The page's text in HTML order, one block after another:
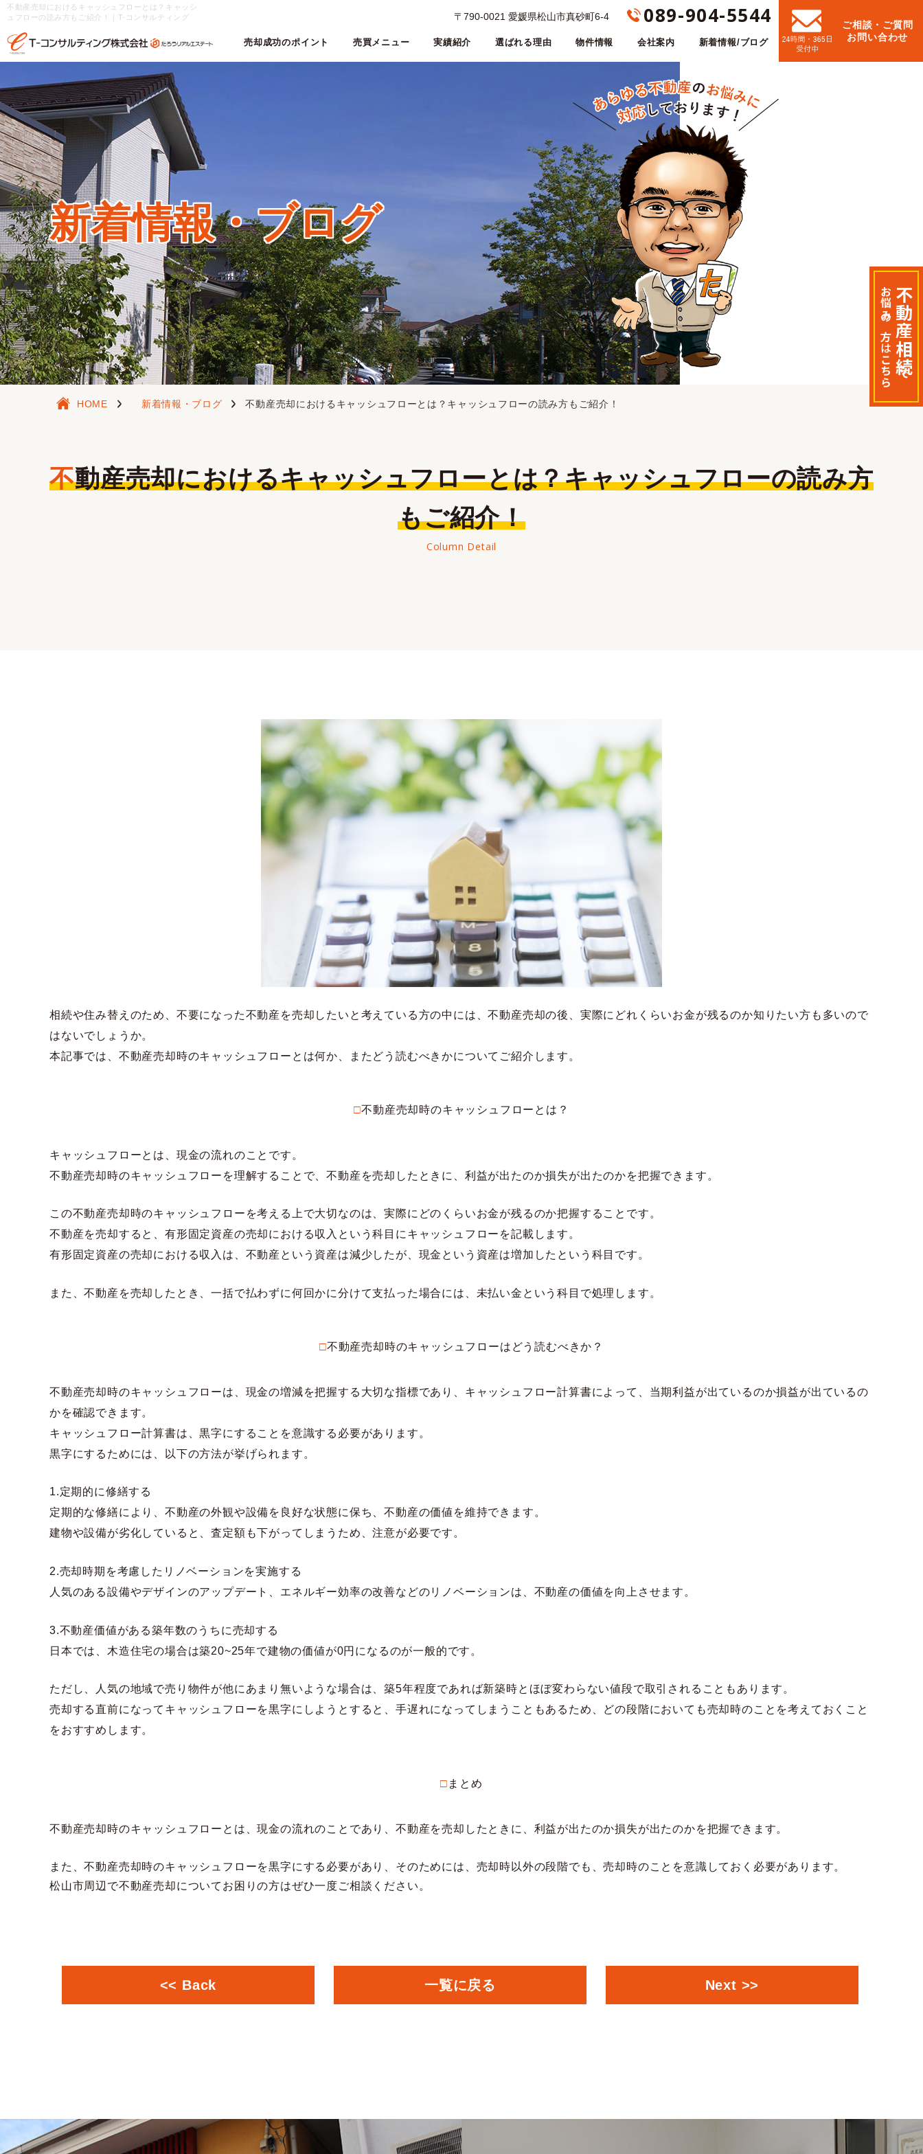
不動産売却におけるキャッシュフローとは？キャッシ
ュフローの読み方もご紹介！｜T-コンサルティング
〒790-0021 愛媛県松山市真砂町6-4 089-904-5544
売却成功のポイント 売買メニュー 実績紹介 選ばれる理由 物件情報 会社案内 新着情報/ブログ
ご相談・ご質問
お問い合わせ
新着情報・ブログ
HOME 新着情報・ブログ 不動産売却におけるキャッシュフローとは？キャッシュフローの読み方もご紹介！
不動産売却におけるキャッシュフローとは？キャッシュフローの読み方
もご紹介！
Column Detail
相続や住み替えのため、不要になった不動産を売却したいと考えている方の中には、不動産売却の後、実際にどれくらいお金が残るのか知りたい方も多いので
はないでしょうか。
本記事では、不動産売却時のキャッシュフローとは何か、またどう読むべきかについてご紹介します。
□不動産売却時のキャッシュフローとは？
キャッシュフローとは、現金の流れのことです。
不動産売却時のキャッシュフローを理解することで、不動産を売却したときに、利益が出たのか損失が出たのかを把握できます。
この不動産売却時のキャッシュフローを考える上で大切なのは、実際にどのくらいお金が残るのか把握することです。
不動産を売却すると、有形固定資産の売却における収入という科目にキャッシュフローを記載します。
有形固定資産の売却における収入は、不動産という資産は減少したが、現金という資産は増加したという科目です。
また、不動産を売却したとき、一括で払わずに何回かに分けて支払った場合には、未払い金という科目で処理します。
□不動産売却時のキャッシュフローはどう読むべきか？
不動産売却時のキャッシュフローは、現金の増減を把握する大切な指標であり、キャッシュフロー計算書によって、当期利益が出ているのか損益が出ているの
かを確認できます。
キャッシュフロー計算書は、黒字にすることを意識する必要があります。
黒字にするためには、以下の方法が挙げられます。
1.定期的に修繕する
定期的な修繕により、不動産の外観や設備を良好な状態に保ち、不動産の価値を維持できます。
建物や設備が劣化していると、査定額も下がってしまうため、注意が必要です。
2.売却時期を考慮したリノベーションを実施する
人気のある設備やデザインのアップデート、エネルギー効率の改善などのリノベーションは、不動産の価値を向上させます。
3.不動産価値がある築年数のうちに売却する
日本では、木造住宅の場合は築20~25年で建物の価値が0円になるのが一般的です。
ただし、人気の地域で売り物件が他にあまり無いような場合は、築5年程度であれば新築時とほぼ変わらない値段で取引されることもあります。
売却する直前になってキャッシュフローを黒字にしようとすると、手遅れになってしまうこともあるため、どの段階においても売却時のことを考えておくこと
をおすすめします。
□まとめ
不動産売却時のキャッシュフローとは、現金の流れのことであり、不動産を売却したときに、利益が出たのか損失が出たのかを把握できます。
また、不動産売却時のキャッシュフローを黒字にする必要があり、そのためには、売却時以外の段階でも、売却時のことを意識しておく必要があります。
松山市周辺で不動産売却についてお困りの方はぜひ一度ご相談ください。
<< Back 一覧に戻る Next >>
不動産相続
で
お悩み
の
方
は
こちら
T-コン
たろ